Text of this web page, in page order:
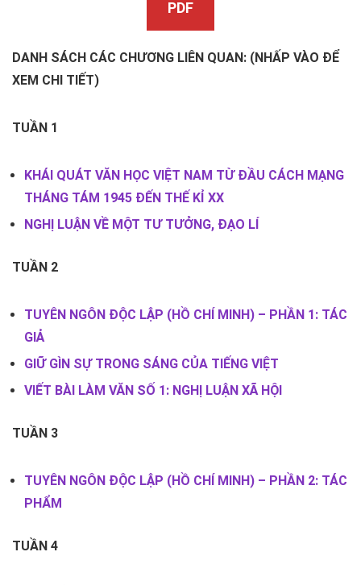
PDF
DANH SÁCH CÁC CHƯƠNG LIÊN QUAN: (NHẤP VÀO ĐỂ
XEM CHI TIẾT)
TUẦN 1
KHÁI QUÁT VĂN HỌC VIỆT NAM TỪ ĐẦU CÁCH MẠNG
THÁNG TÁM 1945 ĐẾN THẾ KỈ XX
NGHỊ LUẬN VỀ MỘT TƯ TƯỞNG, ĐẠO LÍ
TUẦN 2
TUYÊN NGÔN ĐỘC LẬP (HỒ CHÍ MINH) – PHẦN 1: TÁC
GIẢ
GIỮ GÌN SỰ TRONG SÁNG CỦA TIẾNG VIỆT
VIẾT BÀI LÀM VĂN SỐ 1: NGHỊ LUẬN XÃ HỘI
TUẦN 3
TUYÊN NGÔN ĐỘC LẬP (HỒ CHÍ MINH) – PHẦN 2: TÁC
PHẨM
TUẦN 4